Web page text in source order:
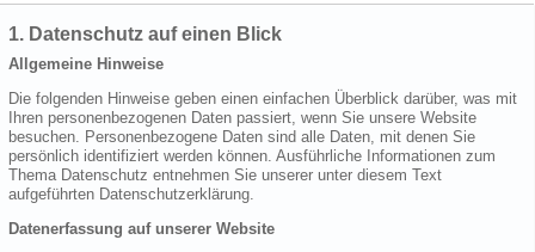
1. Datenschutz auf einen Blick
Allgemeine Hinweise
Die folgenden Hinweise geben einen einfachen Überblick darüber, was mit
Ihren personenbezogenen Daten passiert, wenn Sie unsere Website
besuchen. Personenbezogene Daten sind alle Daten, mit denen Sie
persönlich identifiziert werden können. Ausführliche Informationen zum
Thema Datenschutz entnehmen Sie unserer unter diesem Text
aufgeführten Datenschutzerklärung.
Datenerfassung auf unserer Website